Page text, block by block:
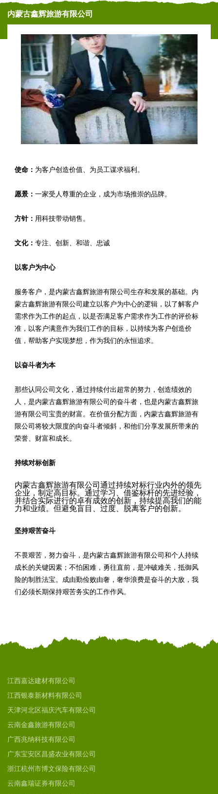
内蒙古鑫辉旅游有限公司
使命： 为客户创造价值、为员工谋求福利。
愿景： 一家受人尊重的企业，成为市场推崇的品牌。
方针： 用科技带动销售。
文化： 专注、创新、和谐、忠诚
以客户为中心
服务客户，是内蒙古鑫辉旅游有限公司生存和发展的基础。内
蒙古鑫辉旅游有限公司建立以客户为中心的逻辑，以了解客户
需求作为工作的起点，以是否满足客户需求作为工作的评价标
准，以客户满意作为我们工作的目标，以持续为客户创造价
值，帮助客户实现梦想，作为我们的永恒追求。
以奋斗者为本
那些认同公司文化，通过持续付出超常的努力，创造绩效的
人，是内蒙古鑫辉旅游有限公司的奋斗者，也是内蒙古鑫辉旅
游有限公司宝贵的财富。在价值分配方面，内蒙古鑫辉旅游有
限公司将较大限度的向奋斗者倾斜，和他们分享发展所带来的
荣誉、财富和成长。
持续对标创新
内蒙古鑫辉旅游有限公司通过持续对标行业内外的领先
企业，制定高目标。通过学习、借鉴标杆的先进经验，
并结合实际进行的卓有成效的创新，持续提高我们的能
力和业绩。但避免盲目、过度、脱离客户的创新。
坚持艰苦奋斗
不畏艰苦，努力奋斗，是内蒙古鑫辉旅游有限公司和个人持续
成长的关键因素；不怕困难，勇往直前，是冲破难关，抵御风
险的制胜法宝。成由勤俭败由奢，奢华浪费是奋斗的大敌，我
们必须长期保持艰苦务实的工作作风。
江西嘉达建材有限公司
江西银泰新材料有限公司
天津河北区福庆汽车有限公司
云南金鑫旅游有限公司
广西兆纳科技有限公司
广东宝安区昌盛农业有限公司
浙江杭州市博文保险有限公司
云南鑫瑞证券有限公司